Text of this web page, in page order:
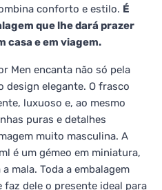
conforto e estilo. É
que lhe dará prazer
casa e em viagem.
Men encanta não só pela
design elegante. O frasco
luxuoso e, ao mesmo
puras e detalhes
muito masculina. A
é um gémeo em miniatura,
mala. Toda a embalagem
faz dele o presente ideal para